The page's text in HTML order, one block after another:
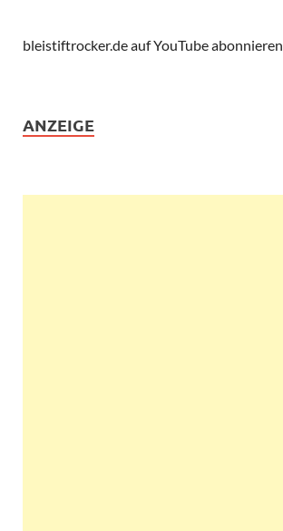
bleistiftrocker.de auf YouTube abonnieren
ANZEIGE